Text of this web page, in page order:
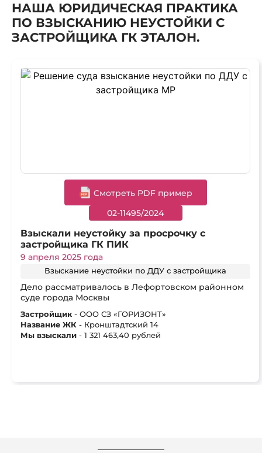
НАША ЮРИДИЧЕСКАЯ ПРАКТИКА
ПО ВЗЫСКАНИЮ НЕУСТОЙКИ С
ЗАСТРОЙЩИКА ГК ЭТАЛОН.
Cмотреть PDF пример
02-11495/2024
Взыскали неустойку за просрочку с
застройщика ГК ПИК
9 апреля 2025 года
Взыскание неустойки по ДДУ с застройщика
Дело рассматривалось в Лефортовском районном
суде города Москвы
Застройщик - ООО СЗ «ГОРИЗОНТ»
Название ЖК - Кронштадтский 14
Мы взыскали - 1 321 463,40 рублей